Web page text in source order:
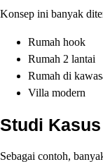
Konsep ini banyak
Rumah hook
Rumah 2 lantai
Rumah di
Villa modern
Studi
Sebagai contoh,